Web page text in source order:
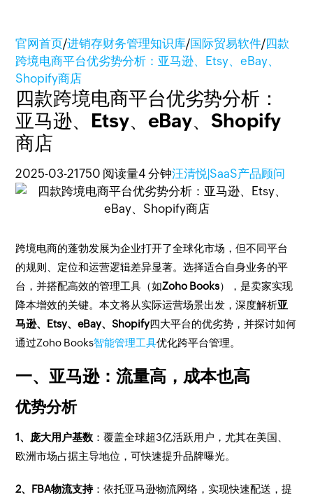
官网首页/进销存财务管理知识库/国际贸易软件/四款
跨境电商平台优劣势分析：亚马逊、Etsy、eBay、
Shopify商店
四款跨境电商平台优劣势分析：
亚马逊、Etsy、eBay、Shopify
商店
2025-03-21750 阅读量4 分钟汪清悦|SaaS产品顾问
跨境电商的蓬勃发展为企业打开了全球化市场，但不同平台
的规则、定位和运营逻辑差异显著。选择适合自身业务的平
台，并搭配高效的管理工具（如Zoho Books），是卖家实现
降本增效的关键。本文将从实际运营场景出发，深度解析亚
马逊、Etsy、eBay、Shopify四大平台的优劣势，并探讨如何
通过Zoho Books智能管理工具优化跨平台管理。
一、亚马逊：流量高，成本也高
优势分析
1、庞大用户基数 ：覆盖全球超3亿活跃用户，尤其在美国、
欧洲市场占据主导地位，可快速提升品牌曝光。
2、FBA物流支持：依托亚马逊物流网络，实现快速配送，提